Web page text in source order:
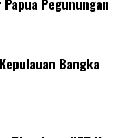
Pegunungan
Bangka